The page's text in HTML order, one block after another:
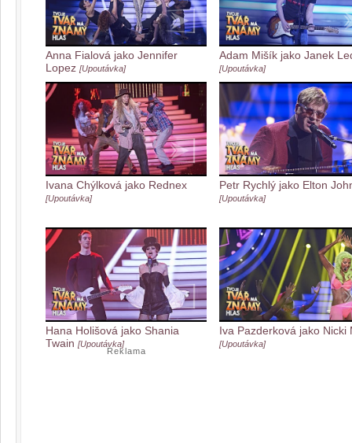
Anna Fialová jako Jennifer
Lopez [Upoutávka]
Adam Mišík jako Janek
[Upoutávka]
Ivana Chýlková jako Rednex
[Upoutávka]
Petr Rychlý jako Elton
[Upoutávka]
Hana Holišová jako Shania
Twain [Upoutávka]
Iva Pazderková jako Nicki
[Upoutávka]
Reklama